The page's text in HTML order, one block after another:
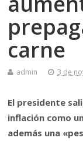
carne
admin 3 de
El presidente
inflación como
además una